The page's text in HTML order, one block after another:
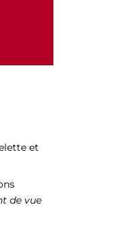
et
de vue